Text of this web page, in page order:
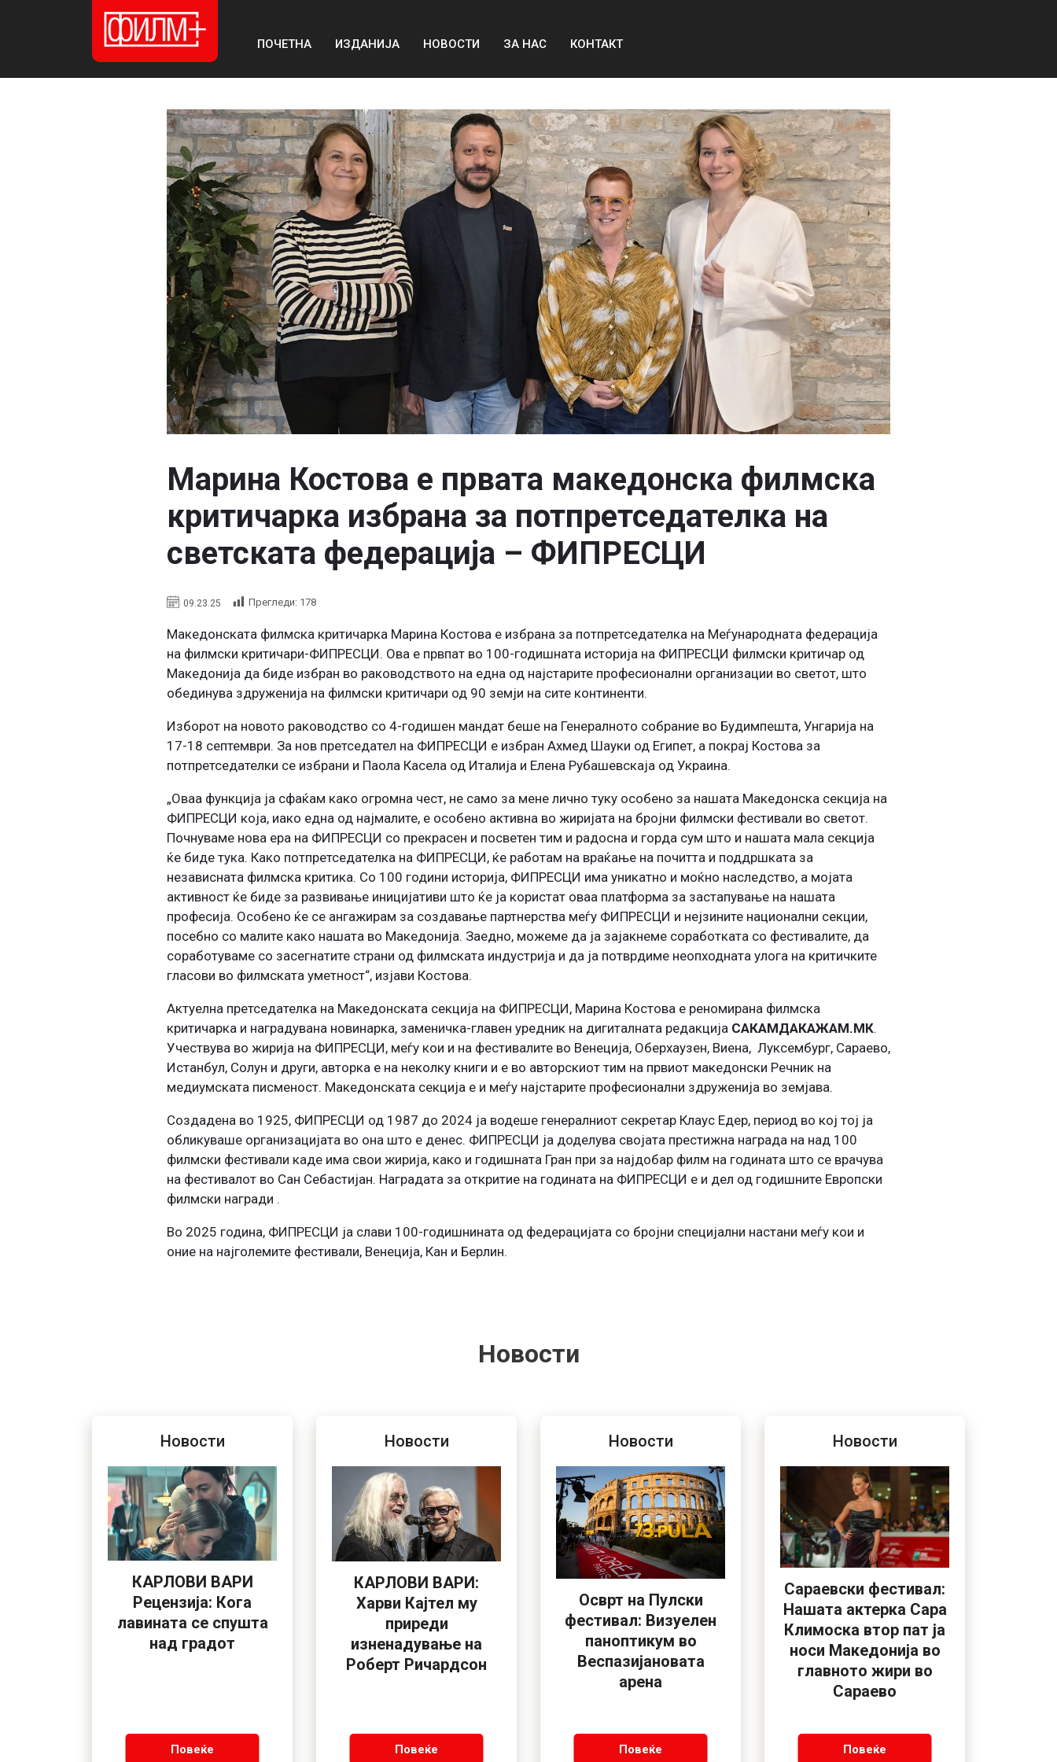
ПОЧЕТНА ИЗДАНИЈА НОВОСТИ ЗА НАС КОНТАКТ
Марина Костова е првата македонска филмска
критичарка избрана за потпретседателка на
светската федерација – ФИПРЕСЦИ
09.23.25 Прегледи: 178
Македонската филмска критичарка Марина Костова е избрана за потпретседателка на Меѓународната федерација
на филмски критичари-ФИПРЕСЦИ. Ова е првпат во 100-годишната историја на ФИПРЕСЦИ филмски критичар од
Македонија да биде избран во раководството на една од најстарите професионални организации во светот, што
обединува здруженија на филмски критичари од 90 земји на сите континенти.
Изборот на новото раководство со 4-годишен мандат беше на Генералното собрание во Будимпешта, Унгарија на
17-18 септември. За нов претседател на ФИПРЕСЦИ е избран Ахмед Шауки од Египет, а покрај Костова за
потпретседателки се избрани и Паола Касела од Италија и Елена Рубашевскаја од Украина.
„Оваа функција ја сфаќам како огромна чест, не само за мене лично туку особено за нашата Македонска секција на
ФИПРЕСЦИ која, иако една од најмалите, е особено активна во жиријата на бројни филмски фестивали во светот.
Почнуваме нова ера на ФИПРЕСЦИ со прекрасен и посветен тим и радосна и горда сум што и нашата мала секција
ќе биде тука. Како потпретседателка на ФИПРЕСЦИ, ќе работам на враќање на почитта и поддршката за
независната филмска критика. Со 100 години историја, ФИПРЕСЦИ има уникатно и моќно наследство, а мојата
активност ќе биде за развивање иницијативи што ќе ја користат оваа платформа за застапување на нашата
професија. Особено ќе се ангажирам за создавање партнерства меѓу ФИПРЕСЦИ и нејзините национални секции,
посебно со малите како нашата во Македонија. Заедно, можеме да ја зајакнеме соработката со фестивалите, да
соработуваме со засегнатите страни од филмската индустрија и да ја потврдиме неопходната улога на критичките
гласови во филмската уметност“, изјави Костова.
Актуелна претседателка на Македонската секција на ФИПРЕСЦИ, Марина Костова е реномирана филмска
критичарка и наградувана новинарка, заменичка-главен уредник на дигиталната редакција САКАМДАКАЖАМ.МК.
Учествува во жирија на ФИПРЕСЦИ, меѓу кои и на фестивалите во Венеција, Оберхаузен, Виена, Луксембург, Сараево,
Истанбул, Солун и други, авторка е на неколку книги и е во авторскиот тим на првиот македонски Речник на
медиумската писменост. Македонската секција е и меѓу најстарите професионални здруженија во земјава.
Создадена во 1925, ФИПРЕСЦИ од 1987 до 2024 ја водеше генералниот секретар Клаус Едер, период во кој тој ја
обликуваше организацијата во она што е денес. ФИПРЕСЦИ ја доделува својата престижна награда на над 100
филмски фестивали каде има свои жирија, како и годишната Гран при за најдобар филм на годината што се врачува
на фестивалот во Сан Себастијан. Наградата за откритие на годината на ФИПРЕСЦИ е и дел од годишните Европски
филмски награди .
Во 2025 година, ФИПРЕСЦИ ја слави 100-годишнината од федерацијата со бројни специјални настани меѓу кои и
оние на најголемите фестивали, Венеција, Кан и Берлин.
Новости
Новости
КАРЛОВИ ВАРИ
Рецензија: Кога
лавината се спушта
над градот
Повеќе
Новости
КАРЛОВИ ВАРИ:
Харви Кајтел му
приреди
изненадување на
Роберт Ричардсон
Повеќе
Новости
Осврт на Пулски
фестивал: Визуелен
паноптикум во
Веспазијановата
арена
Повеќе
Новости
Сараевски фестивал:
Нашата актерка Сара
Климоска втор пат ја
носи Македонија во
главното жири во
Сараево
Повеќе